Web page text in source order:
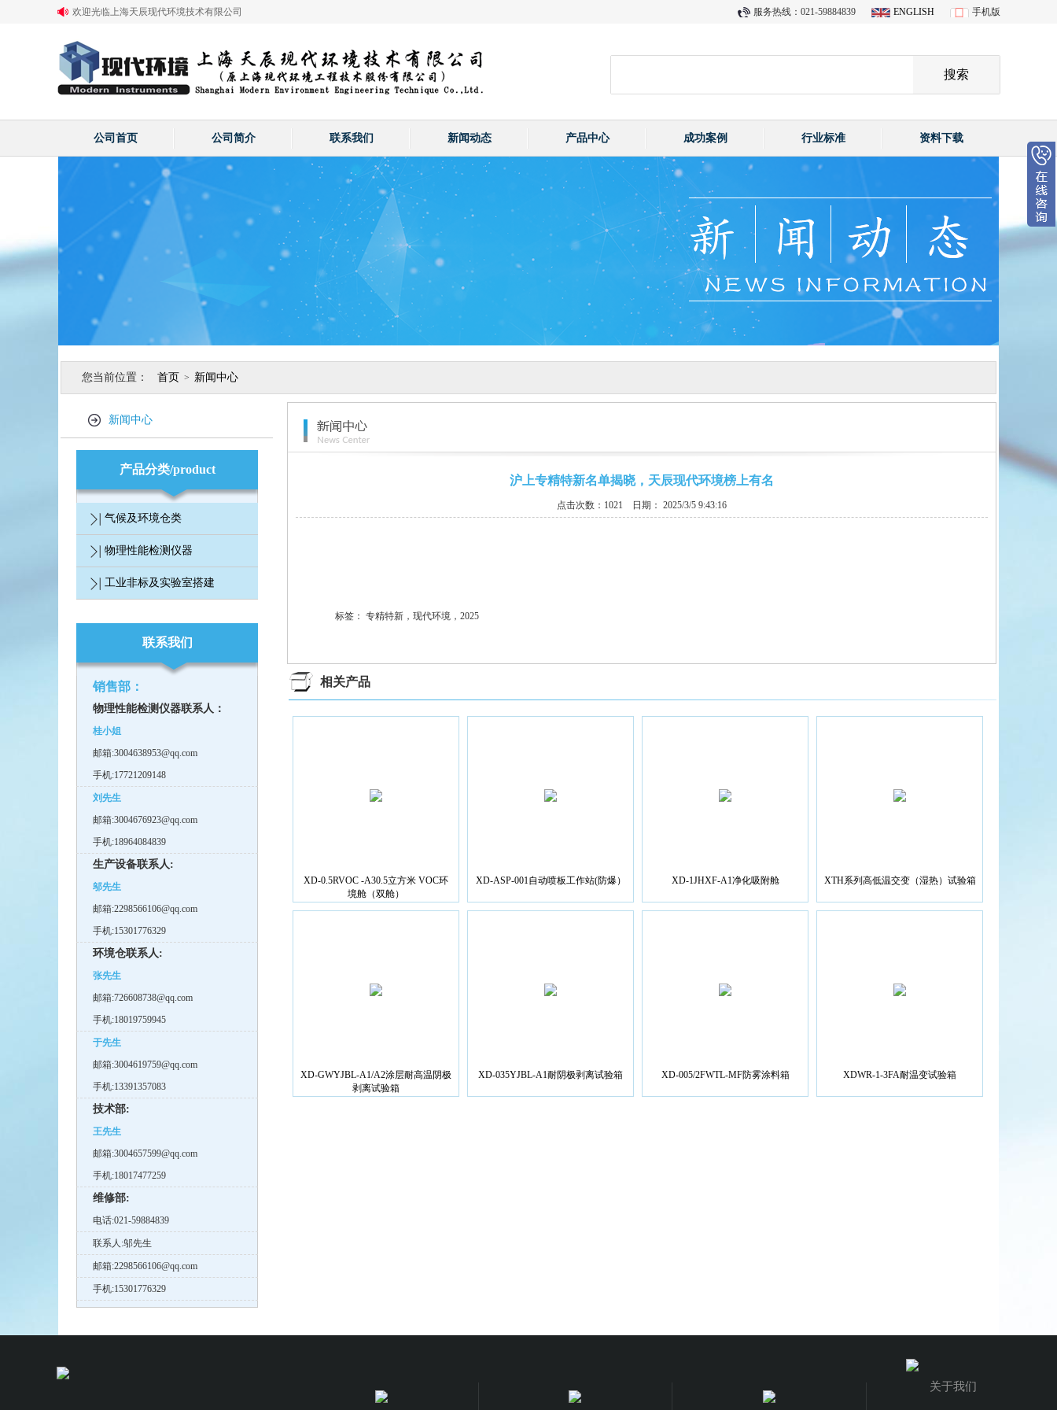
欢迎光临上海天辰现代环境技术有限公司 服务热线：021-59884839 ENGLISH 手机版
公司首页 公司简介 联系我们 新闻动态 产品中心 成功案例 行业标准 资料下载
您当前位置： 首页 > 新闻中心
新闻中心
产品分类/product
气候及环境仓类
物理性能检测仪器
工业非标及实验室搭建
联系我们
销售部：
物理性能检测仪器联系人：
桂小姐
邮箱:3004638953@qq.com
手机:17721209148
刘先生
邮箱:3004676923@qq.com
手机:18964084839
生产设备联系人:
邬先生
邮箱:2298566106@qq.com
手机:15301776329
环境仓联系人:
张先生
邮箱:726608738@qq.com
手机:18019759945
于先生
邮箱:3004619759@qq.com
手机:13391357083
技术部:
王先生
邮箱:3004657599@qq.com
手机:18017477259
维修部:
电话:021-59884839
联系人:邬先生
邮箱:2298566106@qq.com
手机:15301776329
沪上专精特新名单揭晓，天辰现代环境榜上有名
点击次数：1021 日期： 2025/3/5 9:43:16
标签： 专精特新，现代环境，2025
相关产品
XD-0.5RVOC -A30.5立方米 VOC环
境舱（双舱）
XD-ASP-001自动喷板工作站(防爆） XD-1JHXF-A1净化吸附舱 XTH系列高低温交变（湿热）试验箱
XD-GWYJBL-A1/A2涂层耐高温阴极
剥离试验箱
XD-035YJBL-A1耐阴极剥离试验箱 XD-005/2FWTL-MF防雾涂料箱 XDWR-1-3FA耐温变试验箱
关于我们